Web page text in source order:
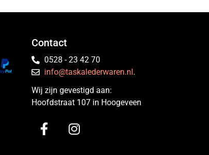
Contact
0528 - 23 42 70
info@taskalederwaren.nl .
Wij zijn gevestigd aan:
Hoofdstraat 107 in Hoogeveen